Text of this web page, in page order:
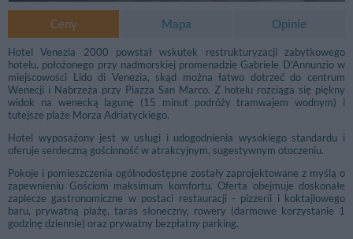
Ceny Mapa Opinie
Hotel Venezia 2000 powstał wskutek restrukturyzacji zabytkowego
hotelu, położonego przy nadmorskiej promenadzie Gabriele D'Annunzio w
miejscowości Lido di Venezia, skąd można łatwo dotrzeć do centrum
Wenecji i Nabrzeża przy Piazza San Marco. Z hotelu rozciąga się piękny
widok na wenecką lagunę (15 minut podróży tramwajem wodnym) i
tutejsze plaże Morza Adriatyckiego.
Hotel wyposażony jest w usługi i udogodnienia wysokiego standardu i
oferuje serdeczną gościnność w atrakcyjnym, sugestywnym otoczeniu.
Pokoje i pomieszczenia ogólnodostępne zostały zaprojektowane z myślą o
zapewnieniu Gościom maksimum komfortu. Oferta obejmuje doskonałe
zaplecze gastronomiczne w postaci restauracji - pizzerii i koktajlowego
baru, prywatną plażę, taras słoneczny, rowery (darmowe korzystanie 1
godzinę dziennie) oraz prywatny bezpłatny parking.